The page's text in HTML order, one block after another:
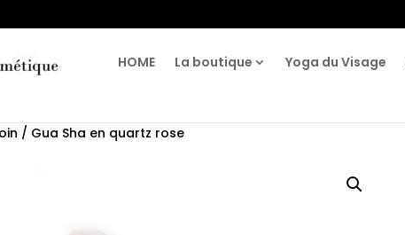
HOME La boutique Yoga du Visage
/ Gua Sha en quartz rose